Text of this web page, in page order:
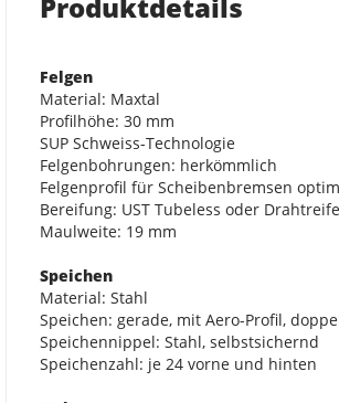
Produktdetails
Felgen
Material: Maxtal
Profilhöhe: 30 mm
SUP Schweiss-Technologie
Felgenbohrungen: herkömmlich
Felgenprofil für Scheibenbremsen
Bereifung: UST Tubeless oder
Maulweite: 19 mm
Speichen
Material: Stahl
Speichen: gerade, mit Aero-Profil,
Speichennippel: Stahl, selbstsichernd
Speichenzahl: je 24 vorne und hinten